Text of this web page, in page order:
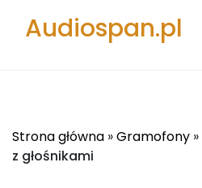
Audiospan.pl
Strona główna »Gramofony »
z głośnikami